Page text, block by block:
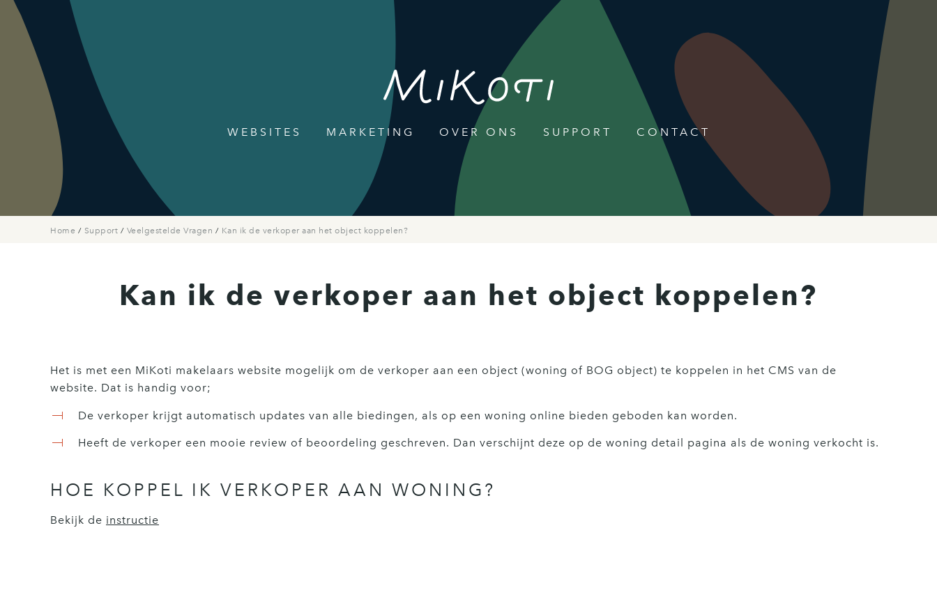
WEBSITES MARKETING OVER ONS SUPPORT CONTACT
Home / Support / Veelgestelde Vragen / Kan ik de verkoper aan het object koppelen?
Kan ik de verkoper aan het object koppelen?
Het is met een MiKoti makelaars website mogelijk om de verkoper aan een object (woning of BOG object) te koppelen in het CMS van de
website. Dat is handig voor;
De verkoper krijgt automatisch updates van alle biedingen, als op een woning online bieden geboden kan worden.
Heeft de verkoper een mooie review of beoordeling geschreven. Dan verschijnt deze op de woning detail pagina als de woning verkocht is.
HOE KOPPEL IK VERKOPER AAN WONING?
Bekijk de instructie